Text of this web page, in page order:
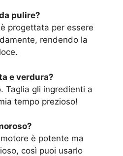
pulire?
progettata per essere
rendendo la
e verdura?
Taglia gli ingredienti a
tempo prezioso!
è potente ma
così puoi usarlo